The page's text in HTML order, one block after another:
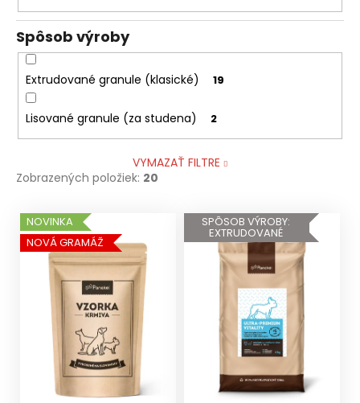
Spôsob výroby
Extrudované granule (klasické) 19
Lisované granule (za studena) 2
VYMAZAŤ FILTRE
Zobrazených položiek: 20
V
ý
p
NOVINKA
NOVÁ GRAMÁŽ
SPÔSOB VÝROBY:
EXTRUDOVANÉ